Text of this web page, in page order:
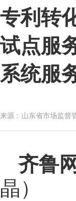
专利转
试点服
系统服
来源： 山东省市场监督
齐鲁网
晶）